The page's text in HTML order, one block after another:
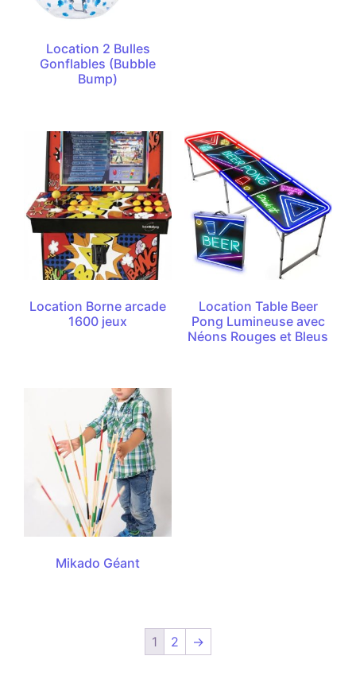
Location 2 Bulles
Gonflables (Bubble
Bump)
Location Borne arcade
1600 jeux
Location Table Beer
Pong Lumineuse avec
Néons Rouges et Bleus
Mikado Géant
1 2 →